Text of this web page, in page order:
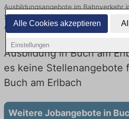
Alle Cookies akzeptieren
Einstellungen
Ausbildungsangebote im Bahnverkehr
Sie von namhaften Firmen. Entdecken
Arbeitgebern und bewerben Sie sich
Ausbildung in Buch am
es keine Stellenangebote
Buch am Erlbach
Weitere Jobangebote in